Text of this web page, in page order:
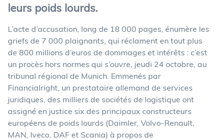
leurs poids lourds.
L’acte d’accusation, long de 18 000 pages, énumère les
griefs de 7 000 plaignants, qui réclament en tout plus
de 800 millions d’euros de dommages et intérêts : c’est
un procès hors normes qui s’ouvre, jeudi 24 octobre, au
tribunal régional de Munich. Emmenés par
Financialright, un prestataire allemand de services
juridiques, des milliers de sociétés de logistique ont
assigné en justice six des principaux constructeurs
européens de poids lourds (Daimler, Volvo-Renault,
MAN, Iveco, DAF et Scania) à propos de